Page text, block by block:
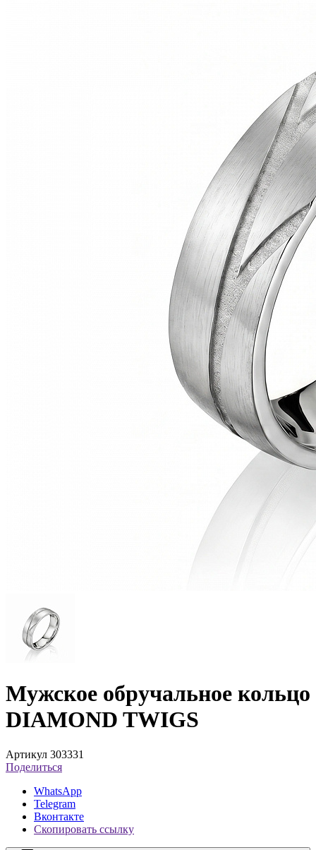
Мужское обручальное кольцо
DIAMOND TWIGS
Артикул 303331
Поделиться
WhatsApp
Telegram
Вконтакте
Скопировать ссылку